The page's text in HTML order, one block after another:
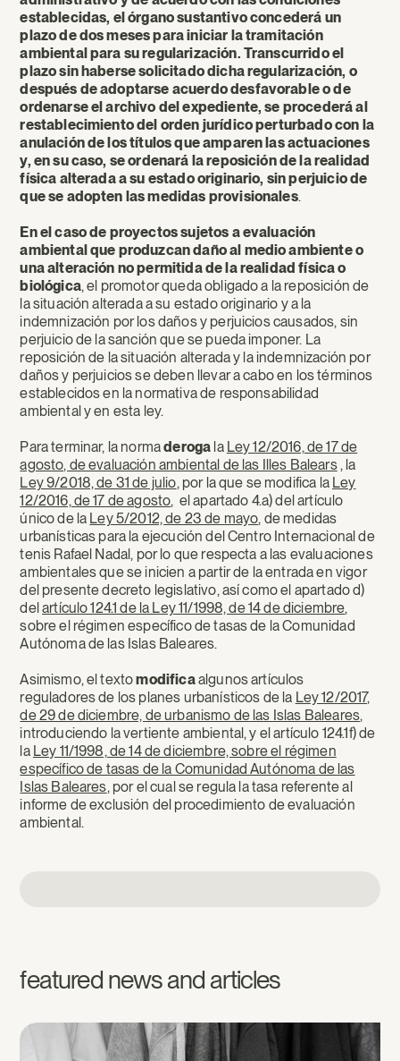
establecidas, el órgano sustantivo concederá un
plazo de dos meses para iniciar la tramitación
ambiental para su regularización. Transcurrido el
plazo sin haberse solicitado dicha regularización, o
después de adoptarse acuerdo desfavorable o de
ordenarse el archivo del expediente, se procederá al
restablecimiento del orden jurídico perturbado con la
anulación de los títulos que amparen las actuaciones
y, en su caso, se ordenará la reposición de la realidad
física alterada a su estado originario, sin perjuicio de
que se adopten las medidas provisionales.
En el caso de proyectos sujetos a evaluación
ambiental que produzcan daño al medio ambiente o
una alteración no permitida de la realidad física o
biológica, el promotor queda obligado a la reposición de
la situación alterada a su estado originario y a la
indemnización por los daños y perjuicios causados, sin
perjuicio de la sanción que se pueda imponer. La
reposición de la situación alterada y la indemnización por
daños y perjuicios se deben llevar a cabo en los términos
establecidos en la normativa de responsabilidad
ambiental y en esta ley.
Para terminar, la normaderoga la Ley 12/2016, de 17 de
agosto, de evaluación ambiental de las Illes Balears, la
Ley 9/2018, de 31 de julio, por la que se modifica la Ley
12/2016, de 17 de agosto, el apartado 4.a) del artículo
único de la Ley 5/2012, de 23 de mayo, de medidas
urbanísticas para la ejecución del Centro Internacional de
tenis Rafael Nadal, por lo que respecta a las evaluaciones
ambientales que se inicien a partir de la entrada en vigor
del presente decreto legislativo, así como el apartado d)
delartículo 124.1 de la Ley 11/1998, de 14 de diciembre,
sobre el régimen específico de tasas de la Comunidad
Autónoma de las Islas Baleares.
Asimismo, el textomodificaalgunos artículos
reguladores de los planes urbanísticos de la Ley 12/2017,
de 29 de diciembre, de urbanismo de las Islas Baleares,
introduciendo la vertiente ambiental, y el artículo 124.1f) de
la Ley 11/1998, de 14 de diciembre, sobre el régimen
específico de tasas de la Comunidad Autónoma de las
Islas Baleares, por el cual se regula la tasa referente al
informe de exclusión del procedimiento de evaluación
ambiental.
featured news and articles